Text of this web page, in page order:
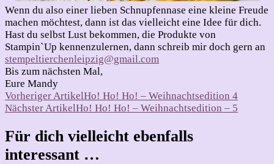
Wenn du also einer lieben Schnupfennase eine kleine Freude
machen möchtest, dann ist das vielleicht eine Idee für dich.
Hast du selbst Lust bekommen, die Produkte von
Stampin`Up kennenzulernen, dann schreib mir doch gern an
stempeltierchenleipzig@gmail.com
Bis zum nächsten Mal,
Eure Mandy
Beitragsnavigation
Vorheriger ArtikelHo! Ho! Ho! – Weihnachtsedition 4
Nächster ArtikelHo! Ho! Ho! – Weihnachtsedition – 5
Für dich vielleicht ebenfalls
interessant …